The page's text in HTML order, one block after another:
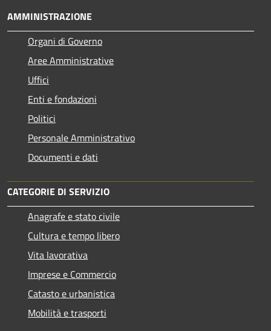
AMMINISTRAZIONE
Organi di Governo
Aree Amministrative
Uffici
Enti e fondazioni
Politici
Personale Amministrativo
Documenti e dati
CATEGORIE DI SERVIZIO
Anagrafe e stato civile
Cultura e tempo libero
Vita lavorativa
Imprese e Commercio
Catasto e urbanistica
Mobilità e trasporti